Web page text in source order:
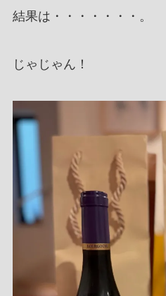
結果は・・・・・・・。
じゃじゃん！